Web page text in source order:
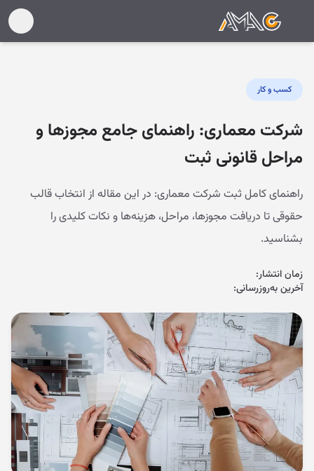
کسب و کار
شرکت معماری: راهنمای جامع مجوزها و
مراحل قانونی ثبت
راهنمای کامل ثبت شرکت معماری: در این مقاله از انتخاب قالب
حقوقی تا دریافت مجوزها، مراحل، هزینه‌ها و نکات کلیدی را
بشناسید.
زمان انتشار:
آخرین به‌روزرسانی: